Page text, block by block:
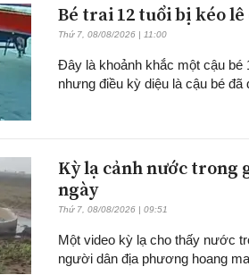
Bé trai 12 tuổi bị kéo
Thứ 7, 08/08/2026 | 11:00
Đây là khoảnh khắc một cậu bé
nhưng điều kỳ diệu là cậu bé
Kỳ lạ cảnh nước trong
ngày
Thứ 7, 08/08/2026 | 09:51
Một video kỳ lạ cho thấy nước
người dân địa phương hoang